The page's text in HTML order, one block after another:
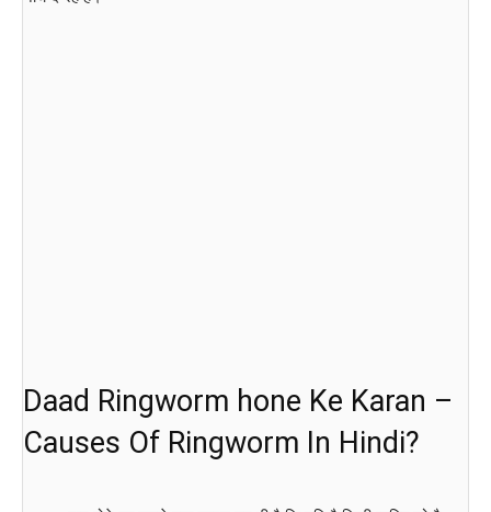
Daad Ringworm hone Ke Karan –
Causes Of Ringworm In Hindi?